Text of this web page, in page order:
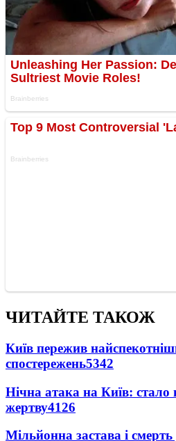
ЧИТАЙТЕ ТАКОЖ
Київ пережив
спостережень5342
Нічна атака на Київ: стало
жертву4126
Мільйонна застава і смерть